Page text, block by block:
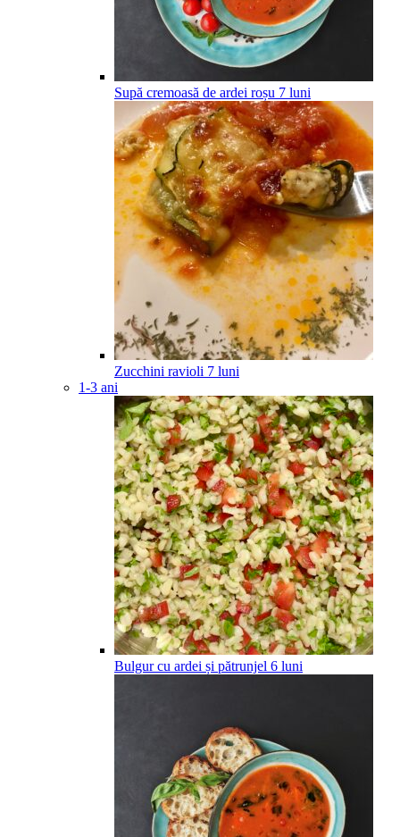
Supă cremoasă de ardei roșu 7 luni
Zucchini ravioli 7 luni
1-3 ani
Bulgur cu ardei și pătrunjel 6 luni